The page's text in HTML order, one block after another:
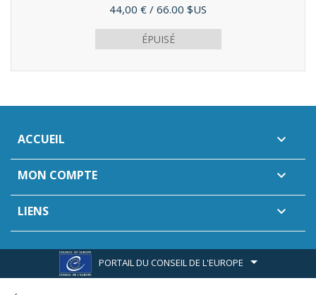
Prix
44,00 € / 66.00 $US
ÉPUISÉ
ACCUEIL 
MON COMPTE 
LIENS 
PORTAIL DU CONSEIL DE L'EUROPE